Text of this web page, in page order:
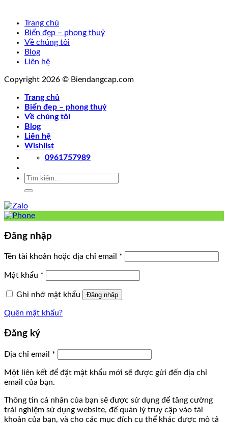
Trang chủ
Biển đẹp – phong thuỷ
Về chúng tôi
Blog
Liên hệ
Copyright 2026 © Biendangcap.com
Trang chủ
Biển đẹp – phong thuỷ
Về chúng tôi
Blog
Liên hệ
Wishlist
0961757989
Tìm
Đăng nhập
Tên tài khoản hoặc địa chỉ email *
Mật khẩu *
Ghi nhớ mật khẩu Đăng nhập
Quên mật khẩu?
Đăng ký
Địa chỉ email *
Một liên kết để đặt mật khẩu mới sẽ được gửi đến địa chỉ
email của bạn.
Thông tin cá nhân của bạn sẽ được sử dụng để tăng cường
trải nghiệm sử dụng website, để quản lý truy cập vào tài
khoản của bạn, và cho các mục đích cụ thể khác được mô tả